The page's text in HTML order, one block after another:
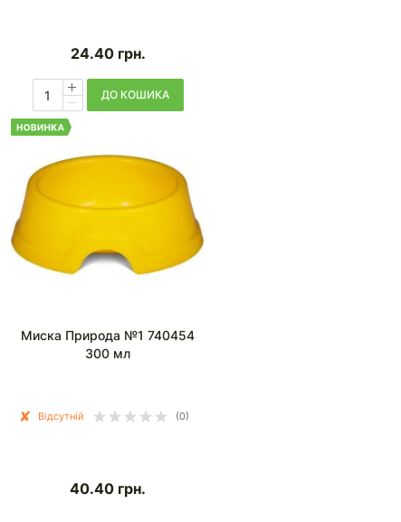
24.40 грн.
ДО КОШИКА
Миска Природа №1 740454
300 мл
Відсутній (0)
40.40 грн.